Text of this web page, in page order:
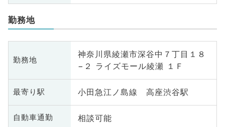
勤務地
勤務地
神奈川県綾瀬市深谷中７丁目１８
−２ ライズモール綾瀬 １Ｆ
最寄り駅 小田急江ノ島線 高座渋谷駅
自動車通勤 相談可能